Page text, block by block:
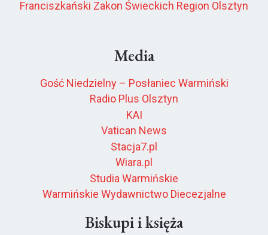
Franciszkański Zakon Świeckich Region Olsztyn
Media
Gość Niedzielny – Posłaniec Warmiński
Radio Plus Olsztyn
KAI
Vatican News
Stacja7.pl
Wiara.pl
Studia Warmińskie
Warmińskie Wydawnictwo Diecezjalne
Biskupi i księża